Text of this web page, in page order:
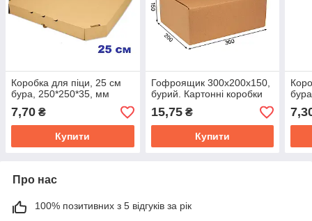
Коробка для піци, 25 см
бура, 250*250*35, мм
7,70 ₴
Купити
Гофроящик 300х200х150,
бурий. Картонні коробки
15,75₴
Купити
Про нас
100% позитивних з 5 відгуків за рік